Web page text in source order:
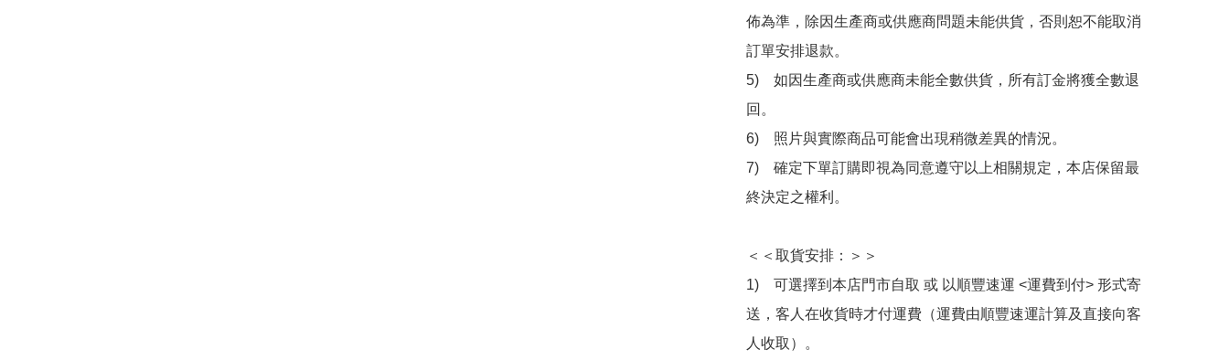
佈為準，除因生產商或供應商問題未能供貨，否則恕不能取消
訂單安排退款。
5)　如因生產商或供應商未能全數供貨，所有訂金將獲全數退
回。
6)　照片與實際商品可能會出現稍微差異的情況。
7)　確定下單訂購即視為同意遵守以上相關規定，本店保留最
終決定之權利。
＜＜取貨安排：＞＞
1)　可選擇到本店門市自取 或 以順豐速運 <運費到付> 形式寄
送，客人在收貨時才付運費（運費由順豐速運計算及直接向客
人收取）。